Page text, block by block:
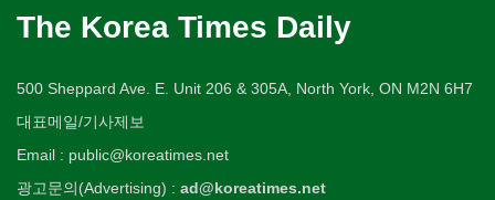
The Korea Times Daily
500 Sheppard Ave. E. Unit 206 & 305A, North York, ON M2N 6H7
대표메일/기사제보
Email : public@koreatimes.net
광고문의(Advertising) : ad@koreatimes.net